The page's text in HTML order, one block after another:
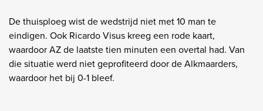
De thuisploeg wist de wedstrijd niet met 10 man te
eindigen. Ook Ricardo Visus kreeg een rode kaart,
waardoor AZ de laatste tien minuten een overtal had. Van
die situatie werd niet geprofiteerd door de Alkmaarders,
waardoor het bij 0-1 bleef.